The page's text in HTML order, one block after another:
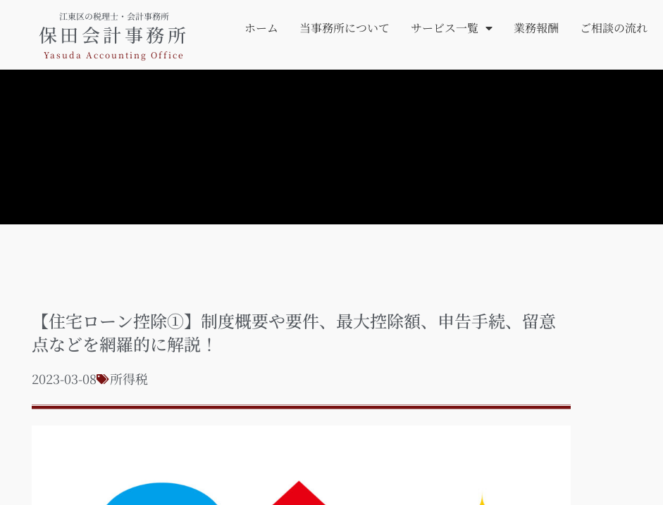
江東区の税理士・会計事務所
保田会計事務所
Yasuda Accounting Office
ホーム 当事務所について サービス一覧 業務報酬 ご相談の流れ
【住宅ローン控除①】制度概要や要件、最大控除額、申告手続、留意
点などを網羅的に解説！
2023-03-08 所得税